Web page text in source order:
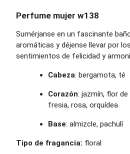
Perfume mujer w138
Sumérjanse en un fascinante
aromáticas y déjense llevar por
sentimientos de felicidad y
Cabeza: bergamota, té
Corazón: jazmín, flor
fresia, rosa, orquídea
Base: almizcle, pachulí
Tipo de fragancia: floral